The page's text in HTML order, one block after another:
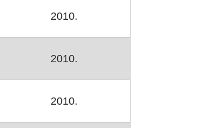
2010.
2010.
2010.